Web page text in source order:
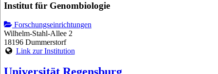
Institut für Genombiologie
Forschungseinrichtungen
Wilhelm-Stahl-Allee 2
18196 Dummerstorf
Link zur Institution